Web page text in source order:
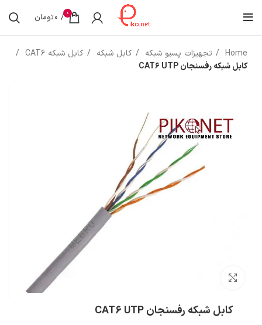
0
/
0تومان
Home تجهیزات پسیو شبکه کابل شبکه
کابل شبکه CAT6
کابل شبکه رفسنجان CAT6 UTP
کابل شبکه رفسنجان CAT6 UTP